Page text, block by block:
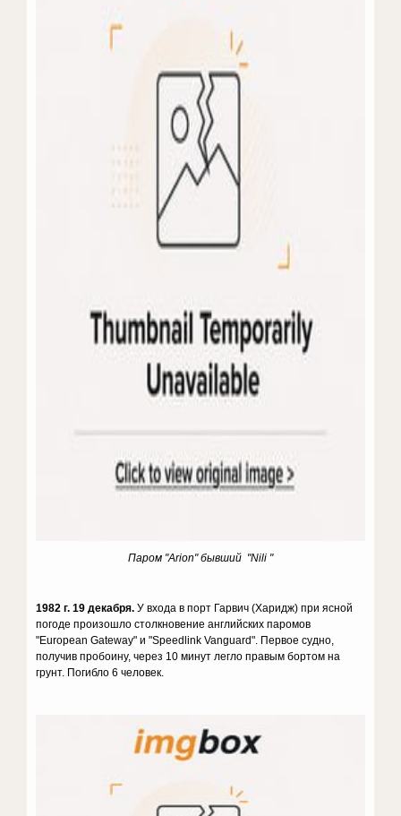
Паром "Arion" бывший "Nili "
1982 г. 19 декабря.У входа в порт Гарвич (Харидж) при ясной
погоде произошло столкновение английских паромов
"European Gateway" и "Speedlink Vanguard". Первое судно,
получив пробоину, через 10 минут легло правым бортом на
грунт. Погибло 6 человек.